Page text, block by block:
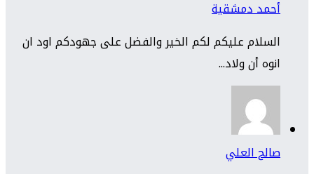
أحمد دمشقية
السلام عليكم لكم الخير والفضل على جهودكم اود ان
انوه أن ولاد...
صالح العلي